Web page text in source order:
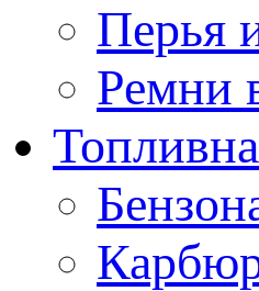
Перья
Ремни